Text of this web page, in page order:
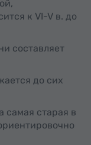
к VI-V в. до
составляет
до сих
самая старая в